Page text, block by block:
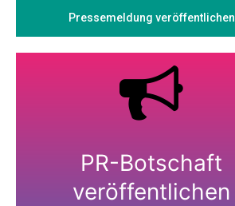
Pressemeldung veröffentlichen
PR-Botschaft
veröffentlichen